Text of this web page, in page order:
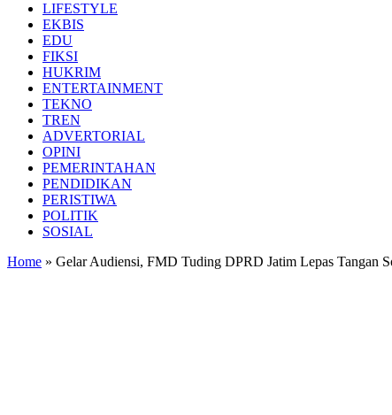
LIFESTYLE
EKBIS
EDU
FIKSI
HUKRIM
ENTERTAINMENT
TEKNO
TREN
ADVERTORIAL
OPINI
PEMERINTAHAN
PENDIDIKAN
PERISTIWA
POLITIK
SOSIAL
Home » Gelar Audiensi, FMD Tuding DPRD Jatim Lepas Tangan